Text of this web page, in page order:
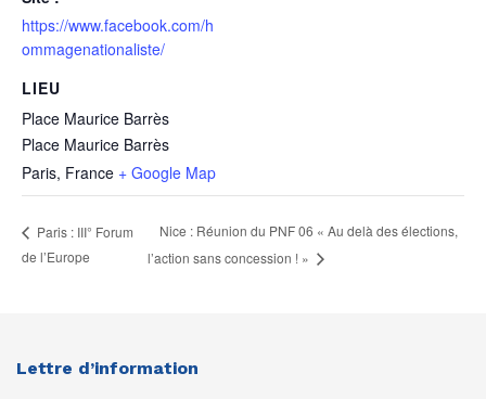
https://www.facebook.com/h
ommagenationaliste/
LIEU
Place Maurice Barrès
Place Maurice Barrès
Paris, France + Google Map
Paris : III° Forum
de l’Europe
Nice : Réunion du PNF 06 « Au delà des élections,
l’action sans concession ! »
Lettre d’information